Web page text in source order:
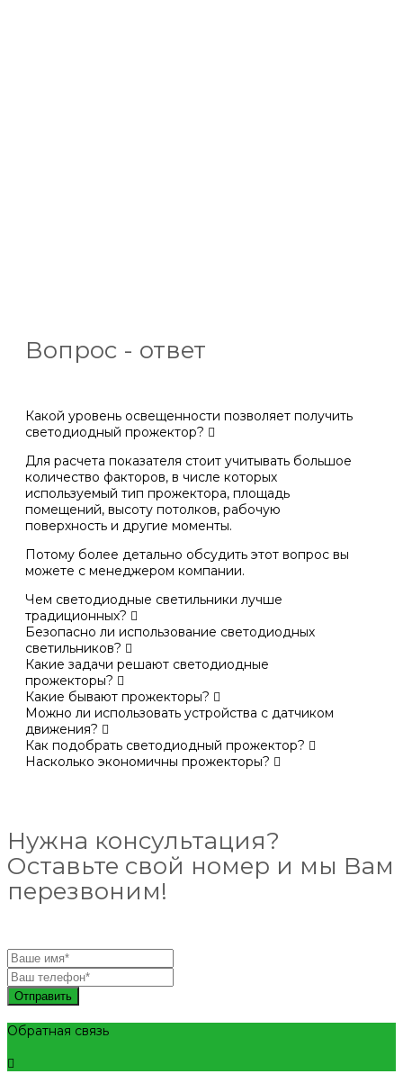
Вопрос - ответ
Какой уровень освещенности позволяет получить
светодиодный прожектор?
Для расчета показателя стоит учитывать большое
количество факторов, в числе которых
используемый тип прожектора, площадь
помещений, высоту потолков, рабочую
поверхность и другие моменты.
Потому более детально обсудить этот вопрос вы
можете с менеджером компании.
Чем светодиодные светильники лучше
традиционных?
Безопасно ли использование светодиодных
светильников?
Какие задачи решают светодиодные
прожекторы?
Какие бывают прожекторы?
Можно ли использовать устройства с датчиком
движения?
Как подобрать светодиодный прожектор?
Насколько экономичны прожекторы?
Нужна консультация?
Оставьте свой номер и мы Вам
перезвоним!
Отправить
Обратная связь